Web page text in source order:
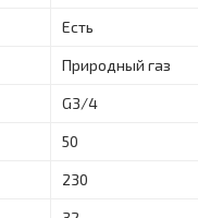
Есть
Природный газ
G3/4
50
230